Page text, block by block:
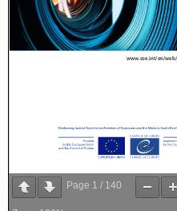
Page 1 / 140